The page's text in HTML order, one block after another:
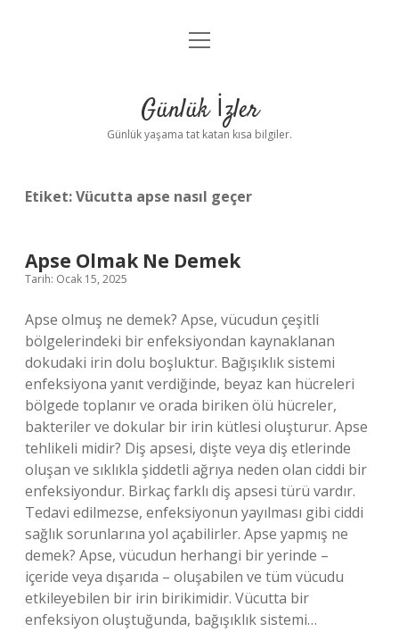
Anasayfa
Yasal Uyarı
menüyü
Günlük İzler
Günlük yaşama tat katan kısa bilgiler.
Etiket:Vücutta apse nasıl geçer
Apse Olmak Ne Demek
Tarih: Ocak 15, 2025
Apse olmuş ne demek? Apse, vücudun çeşitli
bölgelerindeki bir enfeksiyondan kaynaklanan
dokudaki irin dolu boşluktur. Bağışıklık sistemi
enfeksiyona yanıt verdiğinde, beyaz kan hücreleri
bölgede toplanır ve orada biriken ölü hücreler,
bakteriler ve dokular bir irin kütlesi oluşturur. Apse
tehlikeli midir? Diş apsesi, dişte veya diş etlerinde
oluşan ve sıklıkla şiddetli ağrıya neden olan ciddi bir
enfeksiyondur. Birkaç farklı diş apsesi türü vardır.
Tedavi edilmezse, enfeksiyonun yayılması gibi ciddi
sağlık sorunlarına yol açabilirler. Apse yapmış ne
demek? Apse, vücudun herhangi bir yerinde –
içeride veya dışarıda – oluşabilen ve tüm vücudu
etkileyebilen bir irin birikimidir. Vücutta bir
enfeksiyon oluştuğunda, bağışıklık sistemi…